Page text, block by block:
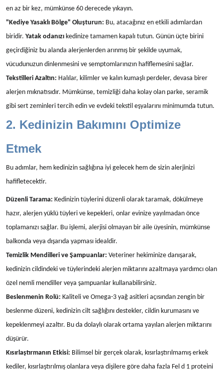
en az bir kez, mümkünse 60 derecede yıkayın.
"Kediye Yasaklı Bölge" Oluşturun: Bu, atacağınız en etkili adımlardan
biridir. Yatak odanızı kedinize tamamen kapalı tutun. Günün üçte birini
geçirdiğiniz bu alanda alerjenlerden arınmış bir şekilde uyumak,
vücudunuzun dinlenmesini ve semptomlarınızın hafiflemesini sağlar.
Tekstilleri Azaltın: Halılar, kilimler ve kalın kumaşlı perdeler, devasa birer
alerjen mıknatısıdır. Mümkünse, temizliği daha kolay olan parke, seramik
gibi sert zeminleri tercih edin ve evdeki tekstil eşyalarını minimumda tutun.
2. Kedinizin Bakımını Optimize
Etmek
Bu adımlar, hem kedinizin sağlığına iyi gelecek hem de sizin alerjinizi
hafifletecektir.
Düzenli Tarama: Kedinizin tüylerini düzenli olarak taramak, dökülmeye
hazır, alerjen yüklü tüyleri ve kepekleri, onlar evinize yayılmadan önce
toplamanızı sağlar. Bu işlemi, alerjisi olmayan bir aile üyesinin, mümkünse
balkonda veya dışarıda yapması idealdir.
Temizlik Mendilleri ve Şampuanlar: Veteriner hekiminize danışarak,
kedinizin cildindeki ve tüylerindeki alerjen miktarını azaltmaya yardımcı olan
özel nemli mendiller veya şampuanlar kullanabilirsiniz.
Beslenmenin Rolü: Kaliteli ve Omega-3 yağ asitleri açısından zengin bir
beslenme düzeni, kedinizin cilt sağlığını destekler, cildin kurumasını ve
kepeklenmeyi azaltır. Bu da dolaylı olarak ortama yayılan alerjen miktarını
düşürür.
Kısırlaştırmanın Etkisi: Bilimsel bir gerçek olarak, kısırlaştırılmamış erkek
kediler, kısırlaştırılmış olanlara veya dişilere göre daha fazla Fel d 1 proteini